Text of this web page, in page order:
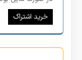
خرید اشتراک